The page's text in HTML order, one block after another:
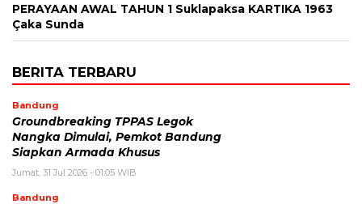
PERAYAAN AWAL TAHUN 1 Suklapaksa KARTIKA 1963
Çaka Sunda
BERITA TERBARU
Bandung
Groundbreaking TPPAS Legok
Nangka Dimulai, Pemkot Bandung
Siapkan Armada Khusus
Jumat, 31 Jul 2026 - 01:05 WIB
Bandung